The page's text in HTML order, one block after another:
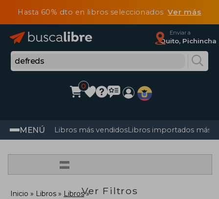
Hasta 60% dto en libros seleccionadosVer más
Enviar a
Quito, Pichincha
0
MENÚ Libros más vendidosLibros importados más
=
Ver Filtros
Inicio Libros Libros